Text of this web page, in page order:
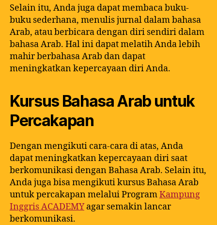
Selain itu, Anda juga dapat membaca buku-
buku sederhana, menulis jurnal dalam bahasa
Arab, atau berbicara dengan diri sendiri dalam
bahasa Arab. Hal ini dapat melatih Anda lebih
mahir berbahasa Arab dan dapat
meningkatkan kepercayaan diri Anda.
Kursus Bahasa Arab untuk
Percakapan
Dengan mengikuti cara-cara di atas, Anda
dapat meningkatkan kepercayaan diri saat
berkomunikasi dengan Bahasa Arab. Selain itu,
Anda juga bisa mengikuti kursus Bahasa Arab
untuk percakapan melalui ProgramKampung
Inggris ACADEMYagar semakin lancar
berkomunikasi.